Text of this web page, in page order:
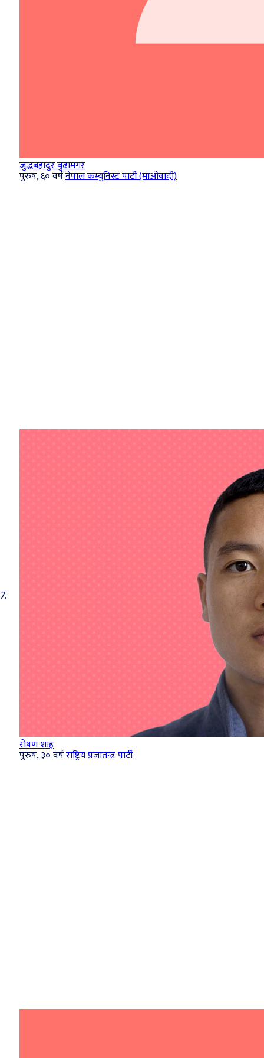
जुद्धबहादुर बुढामगर
पुरुष, ६० वर्षनेपाल कम्युनिस्ट पार्टी (माओवादी)
7.
रोषण शाह
पुरुष, ३० वर्षराष्ट्रिय प्रजातन्त्र पार्टी